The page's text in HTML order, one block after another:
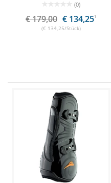
(0)
€ 179,00 € 134,251
(€ 134,25/Stück)